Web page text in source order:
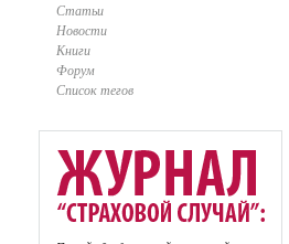
Статьи
Новости
Книги
Форум
Список тегов